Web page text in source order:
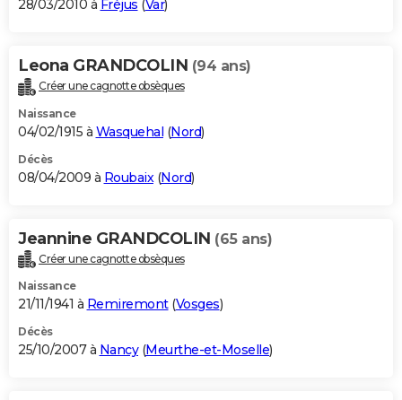
28/03/2010 à Fréjus (Var)
Leona GRANDCOLIN (94 ans)
Créer une cagnotte obsèques
Naissance
04/02/1915 à Wasquehal (Nord)
Décès
08/04/2009 à Roubaix (Nord)
Jeannine GRANDCOLIN (65 ans)
Créer une cagnotte obsèques
Naissance
21/11/1941 à Remiremont(Vosges)
Décès
25/10/2007 à Nancy(Meurthe-et-Moselle)